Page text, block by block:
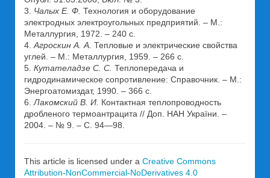
3. Чалых Е. Ф. Технология и оборудование
электродных электроугольных предприятий. – М.:
Металлургия, 1972. – 240 с.
4. Агроскин А. А. Тепловые и электрические свойства
углей. – М.: Металлургия, 1959. – 266 с.
5. Кутателадзе С. С. Теплопередача и
гидродинамическое сопротивление: Справочник. – М.:
Энергоатомиздат, 1990. – 366 с.
6. Лакомский В. И. Контактная теплопроводность
дробленого термоантрацита // Доп. НАН України. –
2004. – № 9. – С. 94—98.
This article is licensed under a Creative Commons
Attribution-NonCommercial-NoDerivatives 4.0